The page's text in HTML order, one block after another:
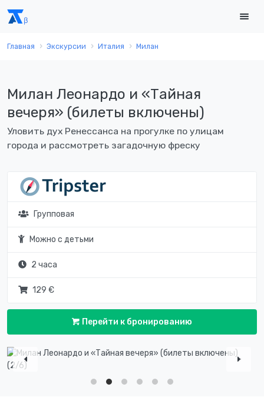
Главная Экскурсии Италия Милан
Милан Леонардо и «Тайная
вечеря» (билеты включены)
Уловить дух Ренессанса на прогулке по улицам
города и рассмотреть загадочную фреску
Групповая
Можно с детьми
2 часа
129 €
Перейти к бронированию